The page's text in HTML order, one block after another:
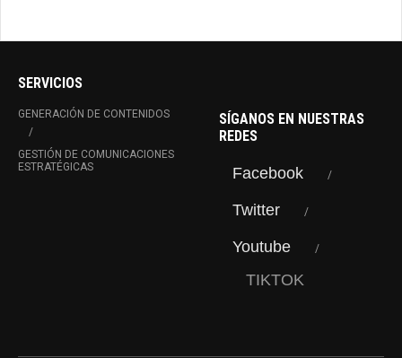
SERVICIOS
GENERACIÓN DE CONTENIDOS
GESTIÓN DE COMUNICACIONES
ESTRATÉGICAS
SÍGANOS EN NUESTRAS
REDES
Facebook
Twitter
Youtube
TIKTOK